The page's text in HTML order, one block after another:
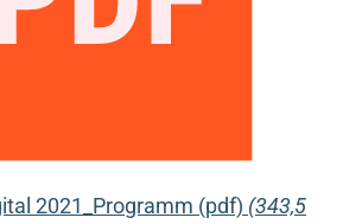
2021_Programm (pdf) (343,5